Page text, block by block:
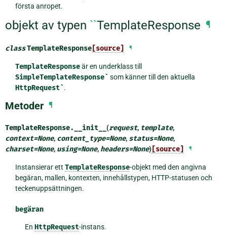
första anropet.
objekt av typen ``TemplateResponse ¶
classTemplateResponse [source] ¶
TemplateResponseär en underklass till
SimpleTemplateResponse` som känner till den aktuella
HttpRequest`.
Metoder ¶
TemplateResponse. __init__ (request, template,
context=None, content_type=None, status=None,
charset=None, using=None, headers=None) [source] ¶
Instansierar ett TemplateResponse-objekt med den angivna
begäran, mallen, kontexten, innehållstypen, HTTP-statusen och
teckenuppsättningen.
begäran
EnHttpRequest-instans.